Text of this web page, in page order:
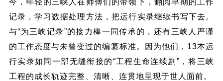
今，年轻的三峡人在师傅们的带领下，翻阅早期的工作
记录，学习数据处理方法，把运行实录继续书写下去。
与“为三峡记录”的接力棒一同传承的，还有三峡人严谨
的工作态度与未曾变过的编纂标准。因为他们，13本运
行实录如同一部无缝衔接的“工程生命连续剧”，将三峡
工程的成长轨迹完整、清晰、连贯地呈现于世人面前。